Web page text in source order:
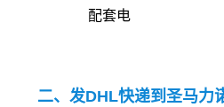
配套电
二、发DHL快递到圣马力